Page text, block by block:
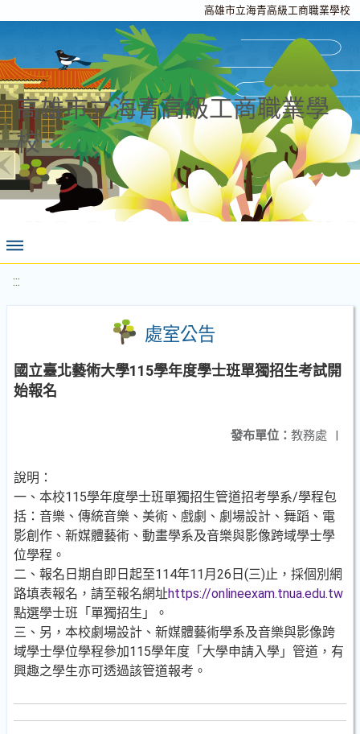
高雄市立海青高級工商職業學校
高雄市立海青高級工商職業學
校
:::
處室公告
國立臺北藝術大學115學年度學士班單獨招生考試開
始報名
發布單位： 教務處 |
說明：
一、本校115學年度學士班單獨招生管道招考學系/學程包
括：音樂、傳統音樂、美術、戲劇、劇場設計、舞蹈、電
影創作、新媒體藝術、動畫學系及音樂與影像跨域學士學
位學程。
二、報名日期自即日起至114年11月26日(三)止，採個別網
路填表報名，請至報名網址https://onlineexam.tnua.edu.tw
點選學士班「單獨招生」。
三、另，本校劇場設計、新媒體藝術學系及音樂與影像跨
域學士學位學程參加115學年度「大學申請入學」管道，有
興趣之學生亦可透過該管道報考。